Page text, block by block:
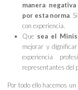
manera
por esta norma.
con experiencia.
Que sea el
mejorar y
experiencia
representantes del
Por todo ello hacemos un